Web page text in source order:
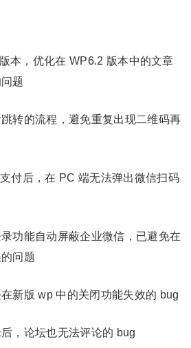
本，优化在 WP6.2 版本中的文章
题
转的流程，避免重复出现二维码再
付后，在 PC 端无法弹出微信扫码
功能自动屏蔽企业微信，已避免在
问题
新版 wp 中的关闭功能失效的 bug
，论坛也无法评论的 bug